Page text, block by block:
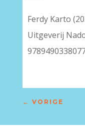
Ferdy Karto
Uitgeverij
← VORIGE